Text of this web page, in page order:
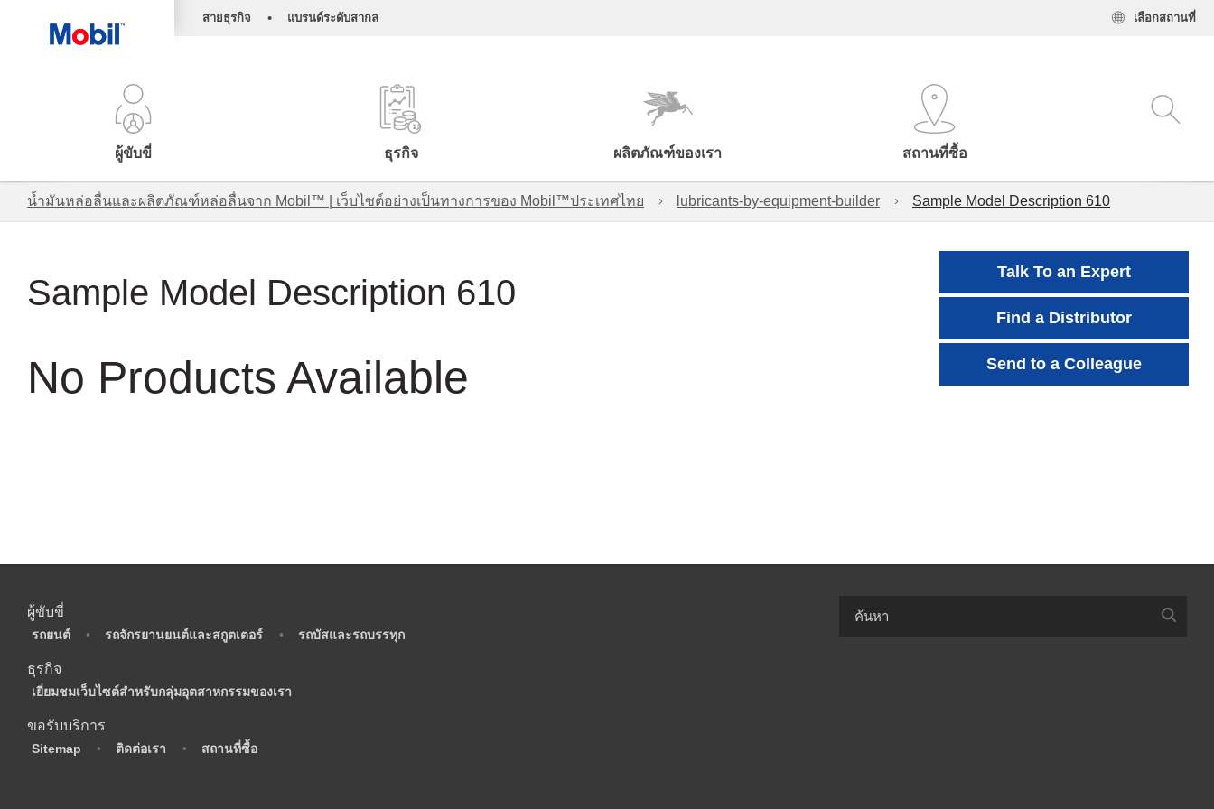
สายธุรกิจ • แบรนด์ระดับสากล เลือกสถานที่
ผู้ขับขี่ ธุรกิจ ผลิตภัณฑ์ของเรา สถานที่ซื้อ
น้ำมันหล่อลื่นและผลิตภัณฑ์หล่อลื่นจาก Mobil™ | เว็บไซต์อย่างเป็นทางการของ Mobil™ประเทศไทย lubricants-by-equipment-builder Sample Model Description 610
Sample Model Description 610
No Products Available
Talk To an Expert
Find a Distributor
Send to a Colleague
ผู้ขับขี่
รถยนต์ • รถจักรยานยนต์และสกูตเตอร์ • รถบัสและรถบรรทุก
ธุรกิจ
เยี่ยมชมเว็บไซต์สำหรับกลุ่มอุตสาหกรรมของเรา
ขอรับบริการ
Sitemap • ติดต่อเรา • สถานที่ซื้อ